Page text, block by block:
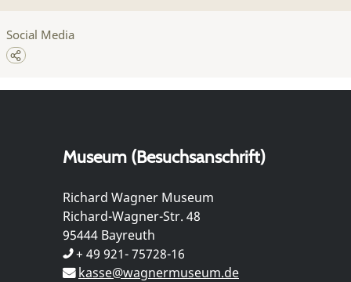
Social Media
Museum (Besuchsanschrift)
Richard Wagner Museum
Richard-Wagner-Str. 48
95444 Bayreuth
+ 49 921- 75728-16
kasse@wagnermuseum.de